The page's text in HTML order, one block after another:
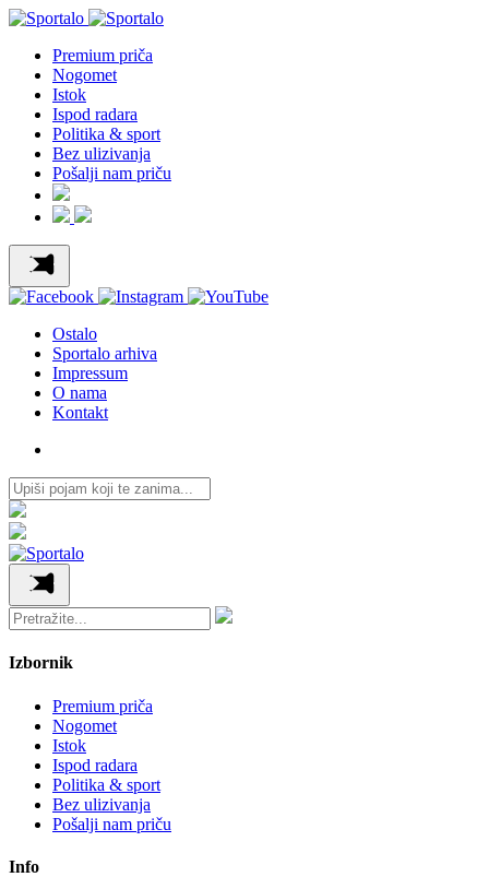
Premium priča
Nogomet
Istok
Ispod radara
Politika & sport
Bez ulizivanja
Pošalji nam priču
Ostalo
Sportalo arhiva
Impressum
O nama
Kontakt
Izbornik
Premium priča
Nogomet
Istok
Ispod radara
Politika & sport
Bez ulizivanja
Pošalji nam priču
Info